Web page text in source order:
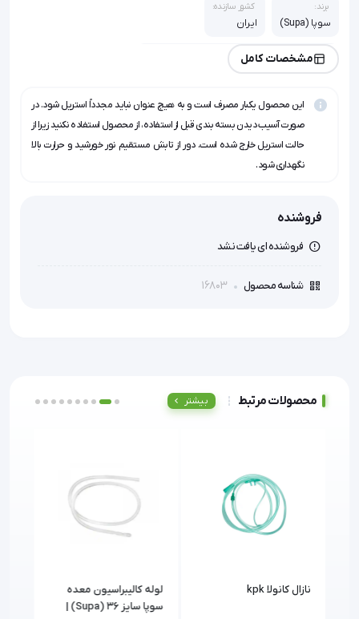
برند:
سوپا (Supa)
کشور سازنده:
ایران
جنس لوله:
PVC پزشکی شفاف و منعطف (Medical Grade)
نوک اتصال:
دو سر کانکتور مادگی (Female)
روش استریلیزاسیون:
گاز اتیلن اکساید (Ethylene Oxide)
حدود 250 سانتی‌متر
مشخصات کامل
این محصول یکبار مصرف است و به هیچ عنوان نباید مجدداً استریل شود. در
صورت آسیب دیدن بسته بندی قبل از استفاده، از محصول استفاده نکنید زیرا از
حالت استریل خارج شده است. دور از تابش مستقیم نور خورشید و حرارت بالا
نگهداری شود.
فروشنده
فروشنده ای یافت نشد
شناسه محصول 16803
محصولات مرتبط بیشتر
نازال کانولا kpk
لوله کالیبراسیون معده
سوپا سایز 36 (Supa) |